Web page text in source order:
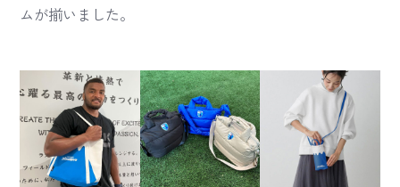
ムが揃いました。